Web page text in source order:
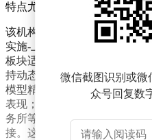
特点尤为突出。
该机构的服务模式突破传统
实施-上市协同"的三维闭环体
板块适配性诊断与激励需求
持动态同步；方案设计环节
模型精准测算股份支付影响
表现；实施阶段配备专业团
务所等中介形成协同网络，
接。这种全周期管理模式使
微信截图识别或微
众号回复数